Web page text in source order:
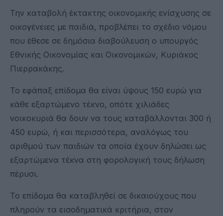
Την καταβολή έκτακτης οικονομικής ενίσχυσης σε
οικογένειες με παιδιά, προβλέπει το σχέδιο νόμου
που έθεσε σε δημόσια διαβούλευση ο υπουργός
Εθνικής Οικονομίας και Οικονομικών, Κυριάκος
Πιερρακάκης.
Το εφάπαξ επίδομα θα είναι ύψους 150 ευρώ για
κάθε εξαρτώμενο τέκνο, οπότε χιλιάδες
νοικοκυριά θα δουν να τους καταβάλλονται 300 ή
450 ευρώ, ή και περισσότερα, αναλόγως του
αριθμού των παιδιών τα οποία έχουν δηλώσει ως
εξαρτώμενα τέκνα στη φορολογική τους δήλωση
πέρυσι.
Το επίδομα θα καταβληθεί σε δικαιούχους που
πληρούν τα εισοδηματικά κριτήρια, στον